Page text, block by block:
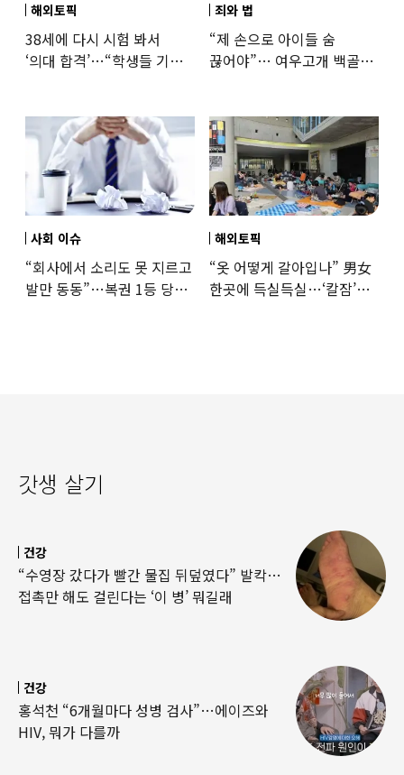
해외토픽
38세에 다시 시험 봐서
‘의대 합격’…“학생들 기회
죄와 법
“제 손으로 아이들 숨
끊어야”… 여우고개 백골
사회 이슈
“회사에서 소리도 못 지르고
발만 동동”…복권 1등 당첨
해외토픽
“옷 어떻게 갈아입나” 男女
한곳에 득실득실…‘칼잠’
갓생 살기
건강
“수영장 갔다가 빨간 물집 뒤덮였다” 발칵…
접촉만 해도 걸린다는 ‘이 병’ 뭐길래
건강
홍석천 “6개월마다 성병 검사”…에이즈와
HIV, 뭐가 다를까